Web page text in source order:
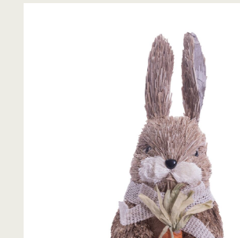
Bundesverband
Colmobil Austria
Controller Institut
Designer Outlets Parndorf und
DOMOFERM